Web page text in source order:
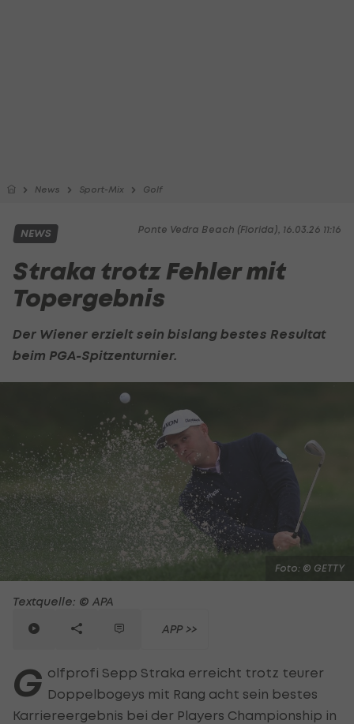
News Sport-Mix Golf
Ponte Vedra Beach (Florida), 16.03.26 11:16
NEWS
Straka trotz Fehler mit
Topergebnis
Der Wiener erzielt sein bislang bestes Resultat
beim PGA-Spitzenturnier.
Foto: © GETTY
Textquelle: © APA
APP >>
G olfprofi Sepp Straka erreicht trotz teurer
Doppelbogeys mit Rang acht sein bestes
Karriereergebnis bei der Players Championship in